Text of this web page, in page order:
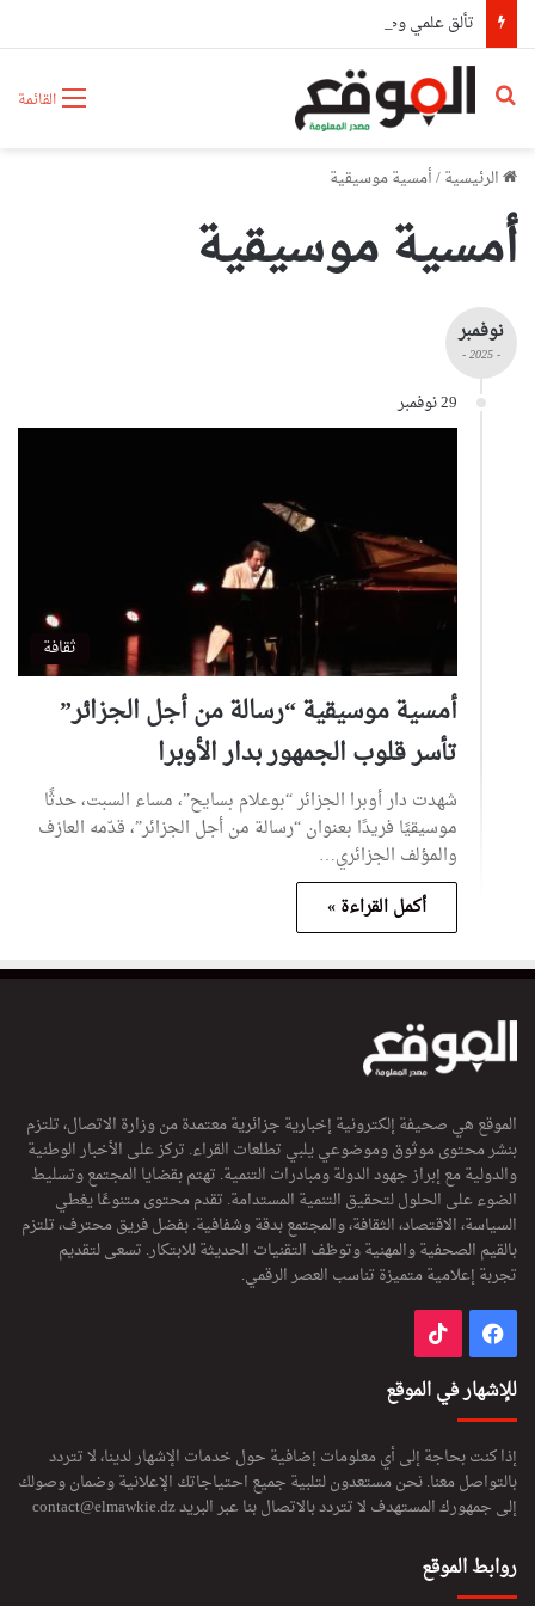
القائمة بحث عن
الرئيسية/أمسية موسيقية
أمسية موسيقية
نوفمبر
- 2025 -
29 نوفمبر
ثقافة
أمسية موسيقية “رسالة من أجل الجزائر”
تأسر قلوب الجمهور بدار الأوبرا
شهدت دار أوبرا الجزائر “بوعلام بسايح”، مساء السبت، حدثًا
موسيقيًا فريدًا بعنوان “رسالة من أجل الجزائر”، قدّمه العازف
والمؤلف الجزائري…
أكمل القراءة »
الموقع هي صحيفة إلكترونية إخبارية جزائرية معتمدة من وزارة الاتصال، تلتزم
بنشر محتوى موثوق وموضوعي يلبي تطلعات القراء. تركز على الأخبار الوطنية
والدولية مع إبراز جهود الدولة ومبادرات التنمية. تهتم بقضايا المجتمع وتسليط
الضوء على الحلول لتحقيق التنمية المستدامة. تقدم محتوى متنوعًا يغطي
السياسة، الاقتصاد، الثقافة، والمجتمع بدقة وشفافية. بفضل فريق محترف، تلتزم
بالقيم الصحفية والمهنية وتوظف التقنيات الحديثة للابتكار. تسعى لتقديم
تجربة إعلامية متميزة تناسب العصر الرقمي.
فيسبوك
للإشهار في الموقع
إذا كنت بحاجة إلى أي معلومات إضافية حول خدمات الإشهار لدينا، لا تتردد
بالتواصل معنا. نحن مستعدون لتلبية جميع احتياجاتك الإعلانية وضمان وصولك
إلى جمهورك المستهدف لا تتردد بالاتصال بنا عبر البريدcontact@elmawkie.dz
روابط الموقع